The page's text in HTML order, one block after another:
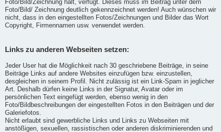
Foto/Bild/Zeichnung hält, verfügt. Dieses muss im Beitrag unter dem
Foto/Bild/ Zeichnung deutlich gekennzeichnet werden! Auch wünschen wir
nicht, dass in den eingestellten Fotos/Zeichnungen und Bilder das Wort
Copyright, Firmennamen usw. verwendet werden.
Links zu anderen Webseiten setzen:
Jeder User hat die Möglichkeit nach 30 geschriebene Beiträge, in seine
Beiträge Links auf andere Websites einzufügen bzw. einzustellen,
desgleichen in seinem Profil. Nicht zulässig ist ein Link-Spam in jeglicher
Art. Deshalb dürfen keine Links in der Signatur, Avatar oder im
persönlichen Text eingefügt werden, ebenso wenig in den
Foto/Bildbeschreibungen der eingestellten Fotos in den Beiträgen und der
Galeriefotos.
Nicht erlaubt sind gewerbliche Links und Links zu Webseiten mit
anstößigen, sexuellen, rassistischen oder anderen diskriminierenden und